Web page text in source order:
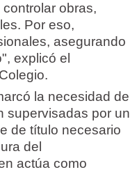
obras,
Por eso,
asegurando
explicó el
la necesidad de
supervisadas por un
de título necesario
del
actúa como